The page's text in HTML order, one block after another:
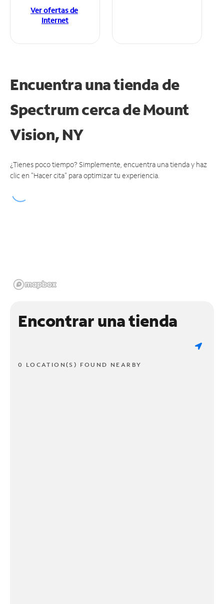
Ver ofertas de
Internet
Encuentra una tienda de
Spectrumcerca de Mount
Vision, NY
¿Tienes poco tiempo? Simplemente, encuentra una tienda y haz
clic en "Hacer cita" para optimizar tu experiencia.
Encontrar una tienda
0 LOCATION(S) FOUND NEARBY